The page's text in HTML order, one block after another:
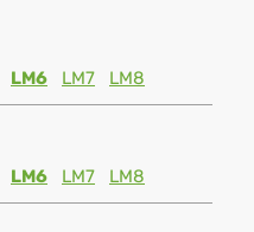
LM6 LM7 LM8
LM6 LM7 LM8